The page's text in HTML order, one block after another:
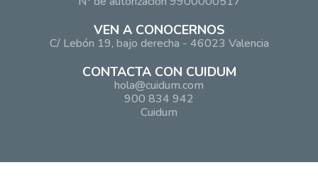
VEN A CONOCERNOS
C/ Lebón 19, bajo derecha - 46023 Valencia
CONTACTA CON CUIDUM
hola@cuidum.com
900 834 942
Cuidum